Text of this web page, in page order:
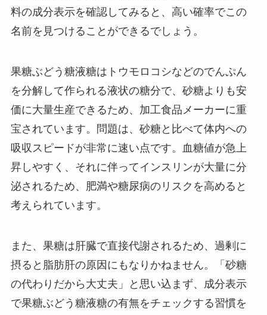
料の成分表示を確認してみると、高い確率でこの
名前を見つけることができるでしょう。
果糖ぶどう糖液糖はトウモロコシなどのでんぷん
を分解して作られる液状の糖分で、砂糖よりも安
価に大量生産できるため、加工食品メーカーに重
宝されています。問題は、砂糖と比べて体内への
吸収スピードが非常に速い点です。血糖値が急上
昇しやすく、それに伴ってインスリンが大量に分
泌されるため、肥満や糖尿病のリスクを高めると
考えられています。
また、果糖は肝臓で直接代謝されるため、過剰に
摂ると脂肪肝の原因にもなりかねません。「砂糖
の代わりだから大丈夫」と思い込まず、成分表示
で果糖ぶどう糖液糖の有無をチェックする習慣を